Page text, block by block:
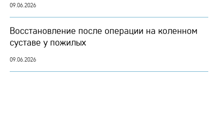
09.06.2026
Восстановление после операции на коленном
суставе у пожилых
09.06.2026